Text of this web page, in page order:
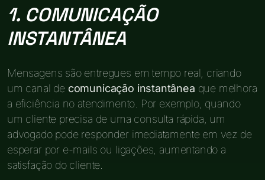
1. COMUNICAÇÃO
INSTANTÂNEA
Mensagens são entregues em tempo real, criando
um canal de comunicação instantânea que melhora
a eficiência no atendimento. Por exemplo, quando
um cliente precisa de uma consulta rápida, um
advogado pode responder imediatamente em vez de
esperar por e-mails ou ligações, aumentando a
satisfação do cliente.